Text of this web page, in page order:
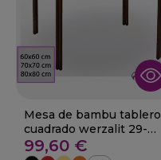
Mesa de bambu tablero
cuadrado werzalit 29-
Aldea
99,60 €